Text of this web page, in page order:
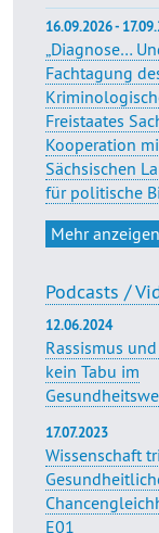
16.09.2026 -
„Diagnose…
Fachtagung
Freistaates
Kooperation
Sächsischen
für politische
Mehr anzeigen
Podcasts /
12.06.2024
Rassismus
kein Tabu im
17.07.2023
Wissenschaft
E01